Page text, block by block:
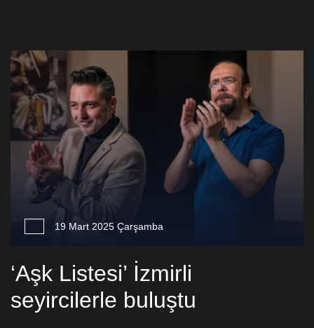
19 Mart 2025 Çarşamba
‘Aşk Listesi’ İzmirli
seyircilerle buluştu